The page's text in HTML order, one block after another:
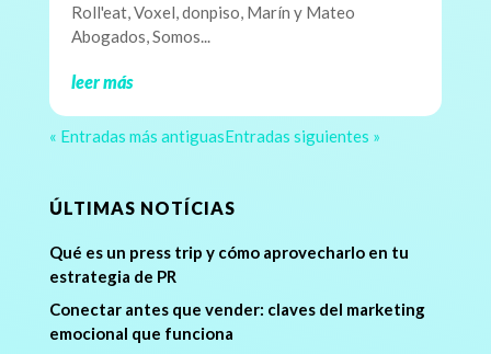
Roll'eat, Voxel, donpiso, Marín y Mateo
Abogados, Somos...
leer más
« Entradas más antiguasEntradas siguientes »
ÚLTIMAS NOTÍCIAS
Qué es un press trip y cómo aprovecharlo en tu
estrategia de PR
Conectar antes que vender: claves del marketing
emocional que funciona